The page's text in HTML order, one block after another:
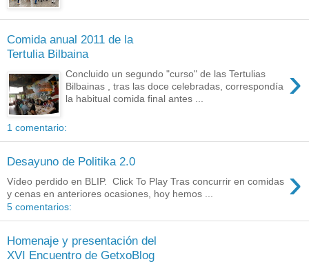
Comida anual 2011 de la
Tertulia Bilbaina
›
Concluido un segundo "curso" de las Tertulias
Bilbainas , tras las doce celebradas, correspondía
la habitual comida final antes ...
1 comentario:
Desayuno de Politika 2.0 ›
Vídeo perdido en BLIP. Click To Play Tras concurrir en comidas
y cenas en anteriores ocasiones, hoy hemos ...
5 comentarios:
Homenaje y presentación del
XVI Encuentro de GetxoBlog